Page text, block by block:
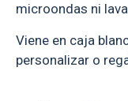
microondas ni
Viene en caja
personalizar o